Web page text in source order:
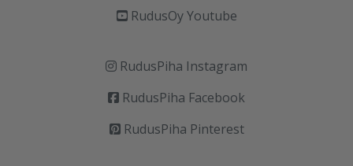
RudusOy Youtube
RudusPiha Instagram
RudusPiha Facebook
RudusPiha Pinterest